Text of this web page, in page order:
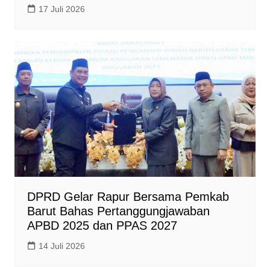
17 Juli 2026
DPRD Gelar Rapur Bersama Pemkab
Barut Bahas Pertanggungjawaban
APBD 2025 dan PPAS 2027
14 Juli 2026